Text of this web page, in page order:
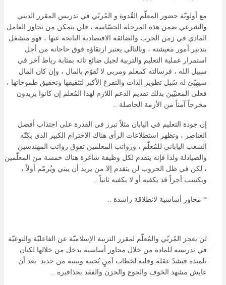
مع أولويّة حضور المعلّم القُدوة و المُربّي في تدريس المقرر الديني
والشرعي ضمن هذه المرحلة الحسّاسة ، فلن يتمكن من تجاوز العامل
المادي في زمن الحرب والضائقة الاقتصادية الناتجة عنها ، فهو منشغل
بتدبير أمور معيشته ، وبالتالي يعتبر ارتقاؤه فوق حاجاته من أجل
استمرار عملية التعليم والتربية لجيل ضائع تائه بمثابة رباط آخر في
سبيل الله ، فرسالته كمعلم ومربي لا تُقوّم بالمال ، وإن كان المال
سيهيّئ له سُبل تطوير الذات والتفرغ الأكبر لتثقيفها وتحقيق طموحاتها ،
فعلى المعنيّين بذلك تقديم الدعم اللازم لهذا المُعلم إن كانوا يريدون
مخرجاً آمناً من الأزمة الحاصلة ..
إن جودة التعليم في اليابان مثلاً تبرز في القدرة على اجتذاب أفضل
العناصر ، وتظهر استطلاعات الرأي هناك الاحترام الكبير الذي يكنّه
الشعب الياباني للمُعلّم ، ورواتب المعلمين تفوق رواتب المهندسين
والصيادلة ولذا فإنه يتقدم لكل وظيفة شاغرة هناك خمسة من المعلّمين
، لكن في ظل الحروب لن يتقدم إلا من يريد أن يبني ويُرمّم أولاً ،
ويكسب أجراً قد يكفيه أو لا يكفيه ثانياً ..
* محاور أساسية لانطلاقة راشدة ..
لن يعجز المُربّي والمُعلّم لمقرر التربية الإسلاميّة عن الفاعليّة والنوعيّة
في تدريسه للمادة من خلال محاور أساسية يدخل من خلالها لكيان
تلميذه فيشدّ عقله وقلبه لخطاب آمنٍ يُحييه ويبنيه من جديد بعد أن
عايش مشهد الخوف والجوع والحزن والفقد بحذافيره ..